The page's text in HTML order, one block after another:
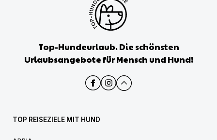
Top-Hundeurlaub. Die schönsten
Urlaubsangebote für Mensch und Hund!
TOP REISEZIELE MIT HUND